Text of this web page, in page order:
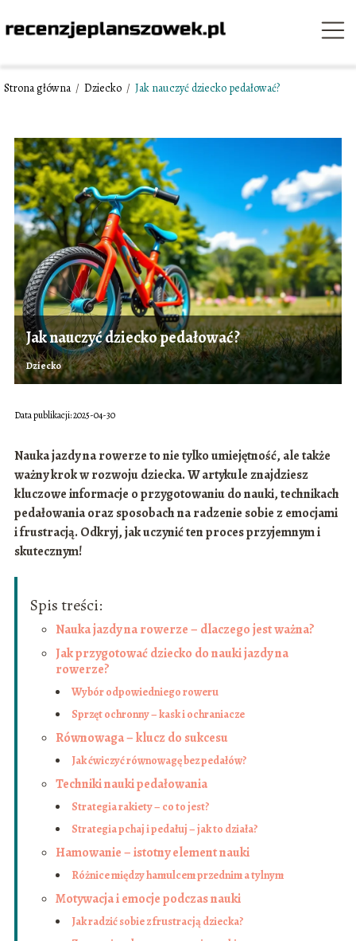
Strona główna / Dziecko / Jak nauczyć dziecko pedałować?
Jak nauczyć dziecko pedałować?
Dziecko
Data publikacji: 2025-04-30
Nauka jazdy na rowerze to nie tylko umiejętność, ale także
ważny krok w rozwoju dziecka. W artykule znajdziesz
kluczowe informacje o przygotowaniu do nauki, technikach
pedałowania oraz sposobach na radzenie sobie z emocjami
i frustracją. Odkryj, jak uczynić ten proces przyjemnym i
skutecznym!
Spis treści:
Nauka jazdy na rowerze – dlaczego jest ważna?
Jak przygotować dziecko do nauki jazdy na
rowerze?
Wybór odpowiedniego roweru
Sprzęt ochronny – kask i ochraniacze
Równowaga – klucz do sukcesu
Jak ćwiczyć równowagę bez pedałów?
Techniki nauki pedałowania
Strategia rakiety – co to jest?
Strategia pchaj i pedałuj – jak to działa?
Hamowanie – istotny element nauki
Różnice między hamulcem przednim a tylnym
Motywacja i emocje podczas nauki
Jak radzić sobie z frustracją dziecka?